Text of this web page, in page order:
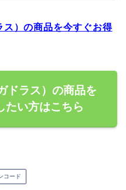
）の商品を今すぐお得
ドラス）の商品を
たい方はこちら
コード